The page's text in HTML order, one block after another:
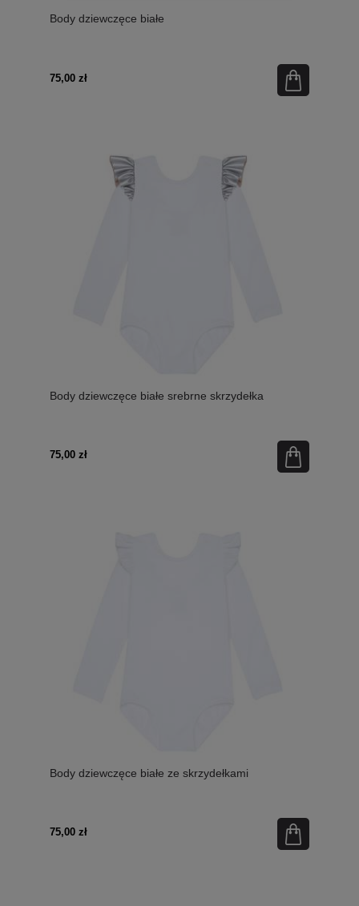
Body dziewczęce białe
75,00 zł
Body dziewczęce białe srebrne skrzydełka
75,00 zł
Body dziewczęce białe ze skrzydełkami
75,00 zł